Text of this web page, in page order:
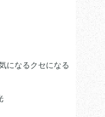
になるクセになる